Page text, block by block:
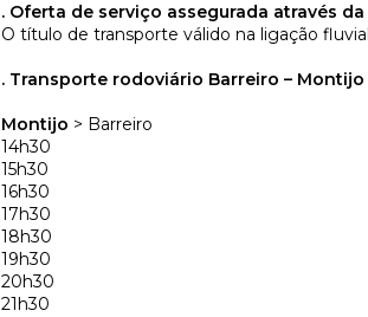
. Oferta de serviço assegurada através
O título de transporte válido na ligação
. Transporte rodoviário Barreiro –
Montijo > Barreiro
14h30
15h30
16h30
17h30
18h30
19h30
20h30
21h30